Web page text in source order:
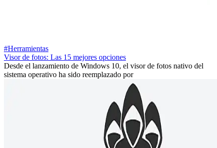
#Herramientas
Visor de fotos: Las 15 mejores opciones
Desde el lanzamiento de Windows 10, el visor de fotos nativo del
sistema operativo ha sido reemplazado por